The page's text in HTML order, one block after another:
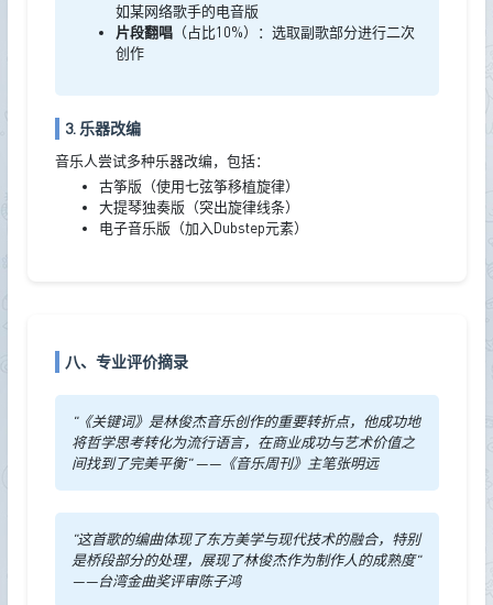
如某网络歌手的电音版
片段翻唱（占比10%）：选取副歌部分进行二次
创作
3. 乐器改编
音乐人尝试多种乐器改编，包括：
古筝版（使用七弦筝移植旋律）
大提琴独奏版（突出旋律线条）
电子音乐版（加入Dubstep元素）
八、专业评价摘录
"《关键词》是林俊杰音乐创作的重要转折点，他成功地
将哲学思考转化为流行语言，在商业成功与艺术价值之
间找到了完美平衡" ——《音乐周刊》主笔张明远
"这首歌的编曲体现了东方美学与现代技术的融合，特别
是桥段部分的处理，展现了林俊杰作为制作人的成熟度"
——台湾金曲奖评审陈子鸿